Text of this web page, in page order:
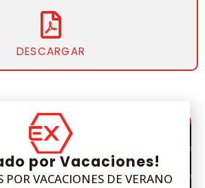
DESCARGAR
por Vacaciones!
POR VACACIONES DE VERANO